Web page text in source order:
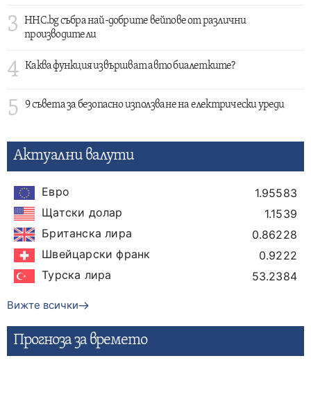
3
HHC.bg събра най-добрите вейпове от различни
производители
4 Каква функция извършват авто биалетките?
5 9 съвета за безопасно използване на електрически уреди
Актуални валути
Евро
1.95583
Щатски долар
1.1539
Британска лира
0.86228
Швейцарски франк
0.9222
Турска лира
53.2384
Вижте всички
Прогнозa за времето